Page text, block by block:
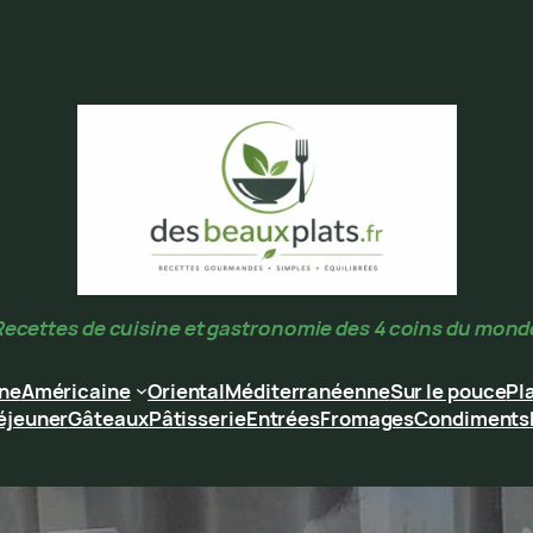
de cuisine et gastronomie des 4 coins du
Américaine OrientalMéditerranéenneSur le pouce
GâteauxPâtisserieEntréesFromagesCondiments